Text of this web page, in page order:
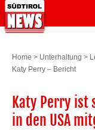
Home > Unterhaltung >
Katy Perry – Bericht
Katy Perry ist
in den USA